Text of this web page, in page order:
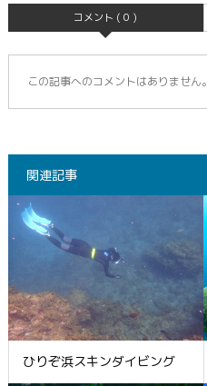
コメント ( 0 )
この記事へのコメントはありません。
関連記事
ひりぞ浜スキンダイビング